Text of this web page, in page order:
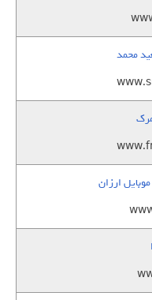
محمد
ارزان